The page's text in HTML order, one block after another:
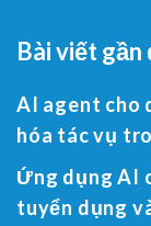
Bài viết gần
AI agent cho
hóa tác vụ
Ứng dụng AI
tuyển dụng